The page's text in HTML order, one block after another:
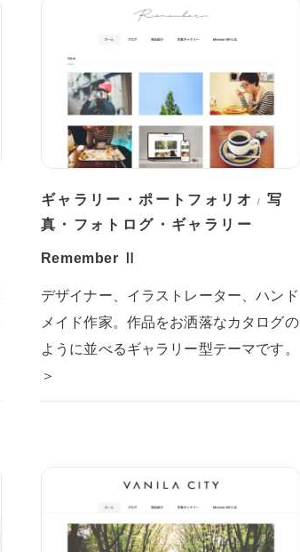
ギャラリー・ポートフォリオ /写
真・フォトログ・ギャラリー
Remember Ⅱ
デザイナー、イラストレーター、ハンド
メイド作家。作品をお洒落なカタログの
ように並べるギャラリー型テーマです。
＞